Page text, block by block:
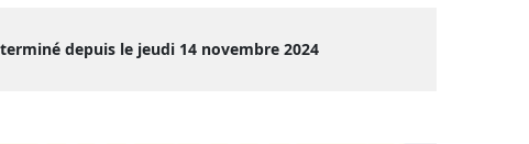
depuis le jeudi 14 novembre 2024